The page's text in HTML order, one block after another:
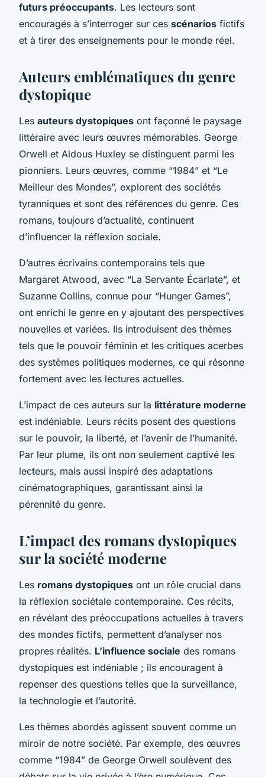
futurs préoccupants. Les lecteurs sont
encouragés à s’interroger sur ces scénarios fictifs
et à tirer des enseignements pour le monde réel.
Auteurs emblématiques du genre
dystopique
Les auteurs dystopiques ont façonné le paysage
littéraire avec leurs œuvres mémorables. George
Orwell et Aldous Huxley se distinguent parmi les
pionniers. Leurs œuvres, comme “1984” et “Le
Meilleur des Mondes”, explorent des sociétés
tyranniques et sont des références du genre. Ces
romans, toujours d’actualité, continuent
d’influencer la réflexion sociale.
D’autres écrivains contemporains tels que
Margaret Atwood, avec “La Servante Écarlate”, et
Suzanne Collins, connue pour “Hunger Games”,
ont enrichi le genre en y ajoutant des perspectives
nouvelles et variées. Ils introduisent des thèmes
tels que le pouvoir féminin et les critiques acerbes
des systèmes politiques modernes, ce qui résonne
fortement avec les lectures actuelles.
L’impact de ces auteurs sur la littérature moderne
est indéniable. Leurs récits posent des questions
sur le pouvoir, la liberté, et l’avenir de l’humanité.
Par leur plume, ils ont non seulement captivé les
lecteurs, mais aussi inspiré des adaptations
cinématographiques, garantissant ainsi la
pérennité du genre.
L’impact des romans dystopiques
sur la société moderne
Les romans dystopiques ont un rôle crucial dans
la réflexion sociétale contemporaine. Ces récits,
en révélant des préoccupations actuelles à travers
des mondes fictifs, permettent d’analyser nos
propres réalités. L’influence sociale des romans
dystopiques est indéniable ; ils encouragent à
repenser des questions telles que la surveillance,
la technologie et l’autorité.
Les thèmes abordés agissent souvent comme un
miroir de notre société. Par exemple, des œuvres
comme “1984” de George Orwell soulèvent des